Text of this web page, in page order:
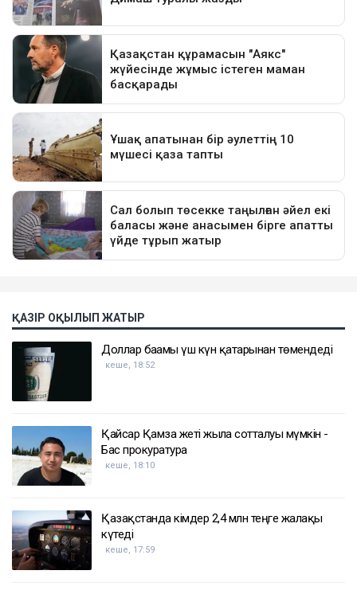
ҚАЗІР ОҚЫЛЫП ЖАТЫР
Доллар бағамы үш күн қатарынан төмендеді
кеше, 18:52
Қайсар Қамза жеті жылға сотталуы мүмкін -
Бас прокуратура
кеше, 18:10
Қазақстанда кімдер 2,4 млн теңге жалақы
күтеді
кеше, 17:59